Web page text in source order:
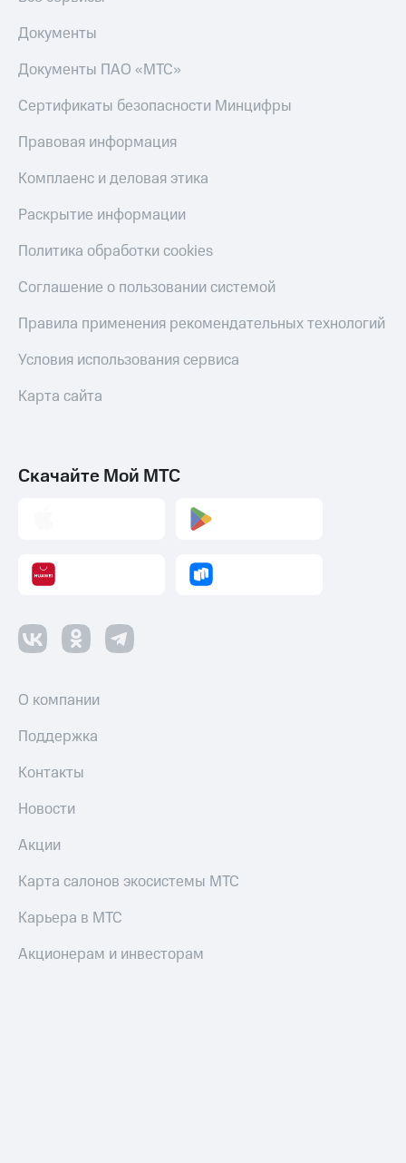
Документы
Документы ПАО «МТС»
Сертификаты безопасности Минцифры
Правовая информация
Комплаенс и деловая этика
Раскрытие информации
Политика обработки cookies
Соглашение о пользовании системой
Правила применения рекомендательных технологий
Условия использования сервиса
Карта сайта
Скачайте Мой МТС
О компании
Поддержка
Контакты
Новости
Акции
Карта салонов экосистемы МТС
Карьера в МТС
Акционерам и инвесторам